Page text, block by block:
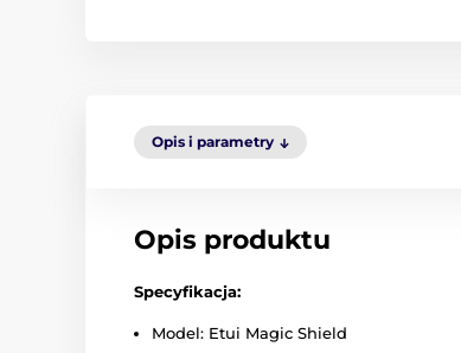
Opis i parametry
Opis produktu
Specyfikacja:
Model: Etui Magic Shield